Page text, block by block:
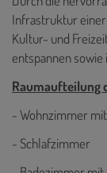
Infrastruktur einer
Kultur- und
entspannen
Raumaufteilung
- Wohnzimmer
- Schlafzimmer